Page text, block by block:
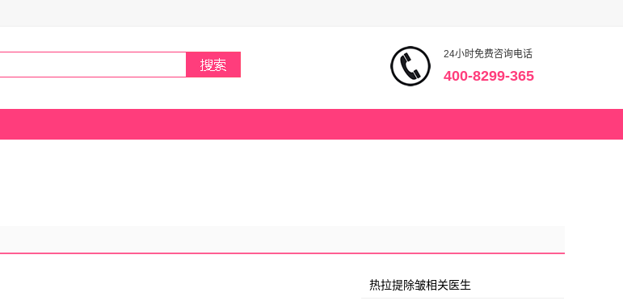
24小时免费咨询电话
400-8299-365
热拉提除皱相关医生